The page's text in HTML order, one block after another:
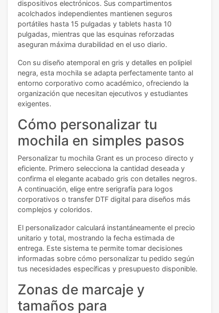
dispositivos electrónicos. Sus compartimentos
acolchados independientes mantienen seguros
portátiles hasta 15 pulgadas y tablets hasta 10
pulgadas, mientras que las esquinas reforzadas
aseguran máxima durabilidad en el uso diario.
Con su diseño atemporal en gris y detalles en polipiel
negra, esta mochila se adapta perfectamente tanto al
entorno corporativo como académico, ofreciendo la
organización que necesitan ejecutivos y estudiantes
exigentes.
Cómo personalizar tu
mochila en simples pasos
Personalizar tu mochila Grant es un proceso directo y
eficiente. Primero selecciona la cantidad deseada y
confirma el elegante acabado gris con detalles negros.
A continuación, elige entre serigrafía para logos
corporativos o transfer DTF digital para diseños más
complejos y coloridos.
El personalizador calculará instantáneamente el precio
unitario y total, mostrando la fecha estimada de
entrega. Este sistema te permite tomar decisiones
informadas sobre cómo personalizar tu pedido según
tus necesidades específicas y presupuesto disponible.
Zonas de marcaje y
tamaños para